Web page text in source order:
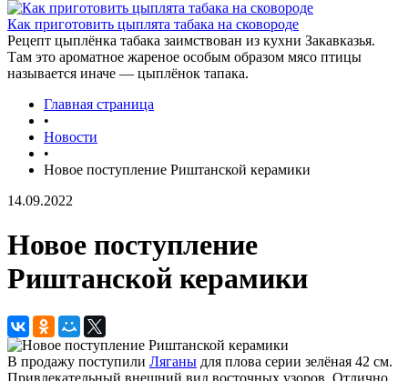
Как приготовить цыплята табака на сковороде
Рецепт цыплёнка табака заимствован из кухни Закавказья.
Там это ароматное жареное особым образом мясо птицы
называется иначе — цыплёнок тапака.
Главная страница
•
Новости
•
Новое поступление Риштанской керамики
14.09.2022
Новое поступление
Риштанской керамики
В продажу поступили Ляганы для плова серии зелёная 42 см.
Привлекательный внешний вид восточных узоров. Отлично